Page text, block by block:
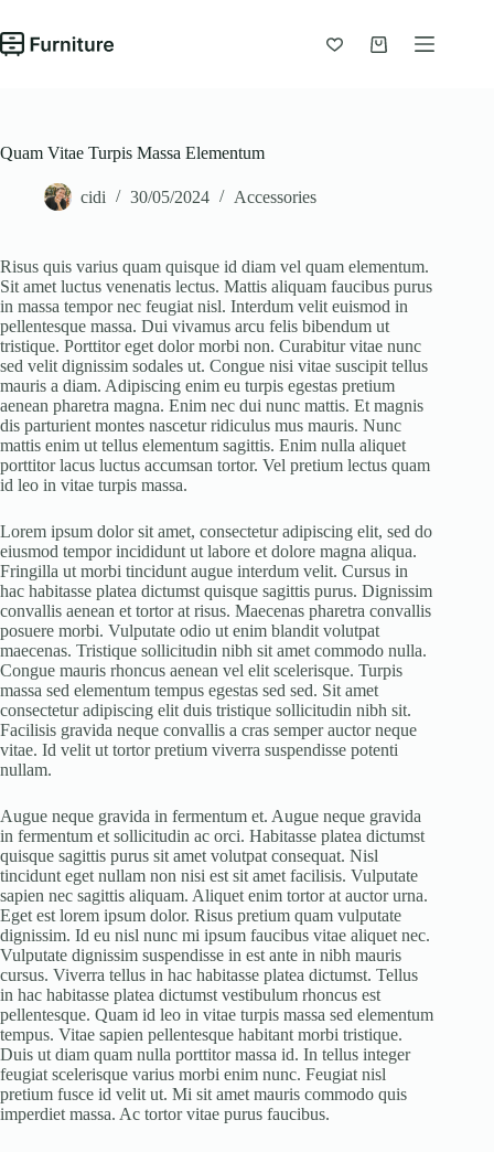
đến
phần
Giỏ
Quam Vitae Turpis Massa Elementum
cidi 30/05/2024 Accessories
Risus quis varius quam quisque id diam vel quam elementum.
Sit amet luctus venenatis lectus. Mattis aliquam faucibus purus
in massa tempor nec feugiat nisl. Interdum velit euismod in
pellentesque massa. Dui vivamus arcu felis bibendum ut
tristique. Porttitor eget dolor morbi non. Curabitur vitae nunc
sed velit dignissim sodales ut. Congue nisi vitae suscipit tellus
mauris a diam. Adipiscing enim eu turpis egestas pretium
aenean pharetra magna. Enim nec dui nunc mattis. Et magnis
dis parturient montes nascetur ridiculus mus mauris. Nunc
mattis enim ut tellus elementum sagittis. Enim nulla aliquet
porttitor lacus luctus accumsan tortor. Vel pretium lectus quam
id leo in vitae turpis massa.
Lorem ipsum dolor sit amet, consectetur adipiscing elit, sed do
eiusmod tempor incididunt ut labore et dolore magna aliqua.
Fringilla ut morbi tincidunt augue interdum velit. Cursus in
hac habitasse platea dictumst quisque sagittis purus. Dignissim
convallis aenean et tortor at risus. Maecenas pharetra convallis
posuere morbi. Vulputate odio ut enim blandit volutpat
maecenas. Tristique sollicitudin nibh sit amet commodo nulla.
Congue mauris rhoncus aenean vel elit scelerisque. Turpis
massa sed elementum tempus egestas sed sed. Sit amet
consectetur adipiscing elit duis tristique sollicitudin nibh sit.
Facilisis gravida neque convallis a cras semper auctor neque
vitae. Id velit ut tortor pretium viverra suspendisse potenti
nullam.
Augue neque gravida in fermentum et. Augue neque gravida
in fermentum et sollicitudin ac orci. Habitasse platea dictumst
quisque sagittis purus sit amet volutpat consequat. Nisl
tincidunt eget nullam non nisi est sit amet facilisis. Vulputate
sapien nec sagittis aliquam. Aliquet enim tortor at auctor urna.
Eget est lorem ipsum dolor. Risus pretium quam vulputate
dignissim. Id eu nisl nunc mi ipsum faucibus vitae aliquet nec.
Vulputate dignissim suspendisse in est ante in nibh mauris
cursus. Viverra tellus in hac habitasse platea dictumst. Tellus
in hac habitasse platea dictumst vestibulum rhoncus est
pellentesque. Quam id leo in vitae turpis massa sed elementum
tempus. Vitae sapien pellentesque habitant morbi tristique.
Duis ut diam quam nulla porttitor massa id. In tellus integer
feugiat scelerisque varius morbi enim nunc. Feugiat nisl
pretium fusce id velit ut. Mi sit amet mauris commodo quis
imperdiet massa. Ac tortor vitae purus faucibus.